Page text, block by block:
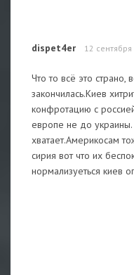
dispet4er 12
Что то всё это страно,
закончилась.Киев
конфротацию с
европе не до
хватает.Америкосам
сирия вот что их
нормализуеться киев